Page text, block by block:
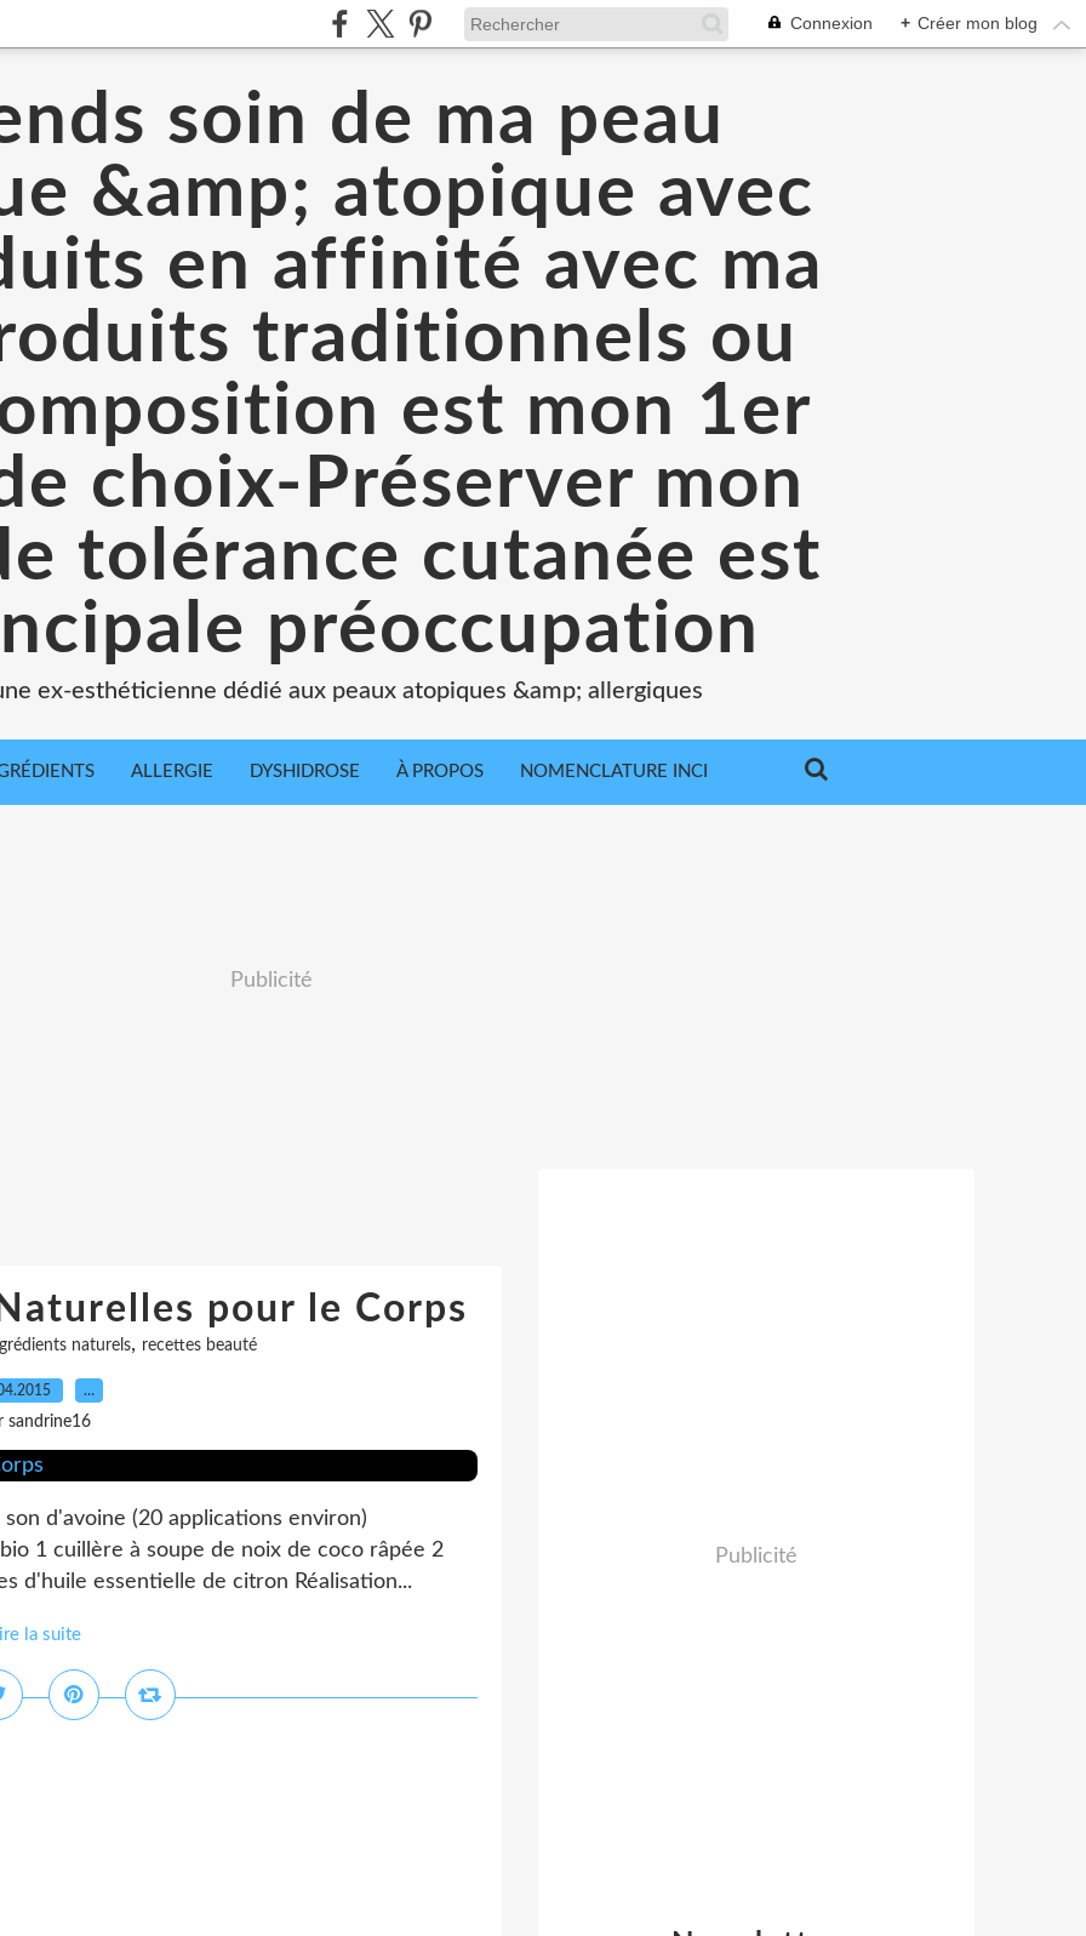
Connexion + Créer mon blog
soin de ma peau
&amp; atopique avec
en affinité avec ma
traditionnels ou
est mon 1er
choix-Préserver mon
tolérance cutanée est
préoccupation
ex-esthéticienne dédié aux peaux atopiques &amp; allergiques
ALLERGIE DYSHIDROSE À PROPOS NOMENCLATURE INCI
Publicité
pour le Corps
naturels, recettes beauté
…
sandrine16
d'avoine (20 applications environ)
1 cuillère à soupe de noix de coco râpée 2
d'huile essentielle de citron Réalisation...
la suite
Publicité